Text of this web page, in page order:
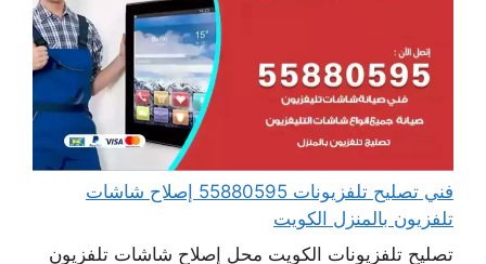
فني تصليح تلفزيونات 55880595 إصلاح شاشات
تلفزيون بالمنزل الكويت
تصليح تلفزيونات الكويت محل إصلاح شاشات تلفزيون